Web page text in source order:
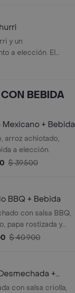
y un
a elección. El
de la foto es
BEBIDA
+ Bebida
arroz achiotado,
a elección.
$ 39.500
BBQ + Bebida
con salsa BBQ,
papa rostizada y
$ 40.900
+
con salsa criolla,